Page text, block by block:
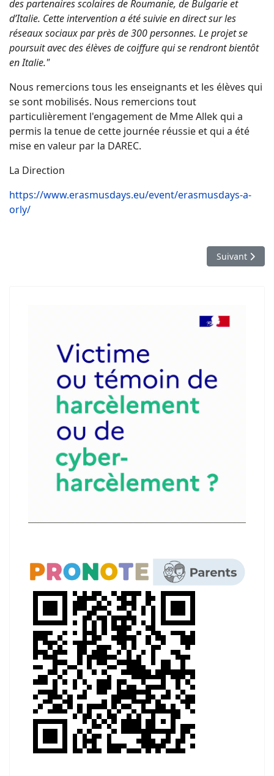
des partenaires scolaires de Roumanie, de Bulgarie et
d’Italie. Cette intervention a été suivie en direct sur les
réseaux sociaux par près de 300 personnes. Le projet se
poursuit avec des élèves de coiffure qui se rendront bientôt
en Italie."
Nous remercions tous les enseignants et les élèves qui
se sont mobilisés. Nous remercions tout
particulièrement l'engagement de Mme Allek qui a
permis la tenue de cette journée réussie et qui a été
mise en valeur par la DAREC.
La Direction
https://www.erasmusdays.eu/event/erasmusdays-a-
orly/
Article
Suivant